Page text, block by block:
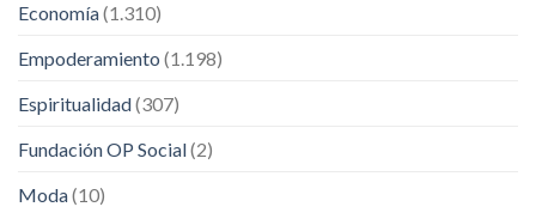
Economía(1.310)
Empoderamiento (1.198)
Espiritualidad(307)
Fundación OP Social(2)
Moda(10)